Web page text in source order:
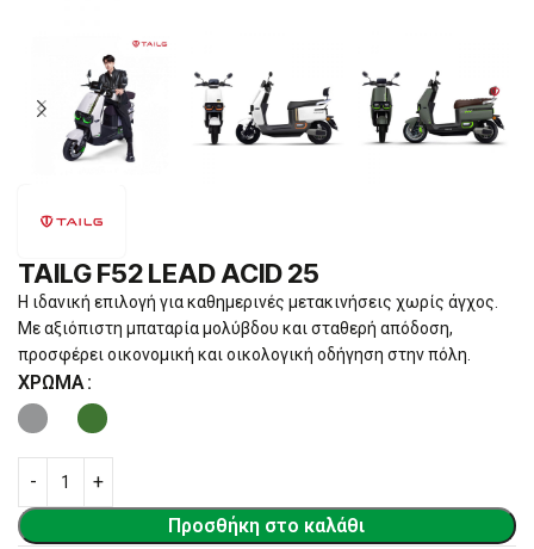
TAILG F52 LEAD ACID 25
Η ιδανική επιλογή για καθημερινές μετακινήσεις χωρίς άγχος.
Με αξιόπιστη μπαταρία μολύβδου και σταθερή απόδοση,
προσφέρει οικονομική και οικολογική οδήγηση στην πόλη.
ΧΡΏΜΑ
Προσθήκη στο καλάθι